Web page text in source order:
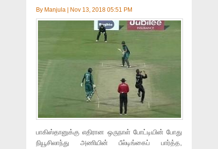
By Manjula Nov 13, 2018 05:51 PM
பாகிஸ்தானுக்கு எதிரான ஒருநாள் போட்டியின் போது
நியூசிலாந்து அணியின் பீல்டிங்கைப் பார்த்த,